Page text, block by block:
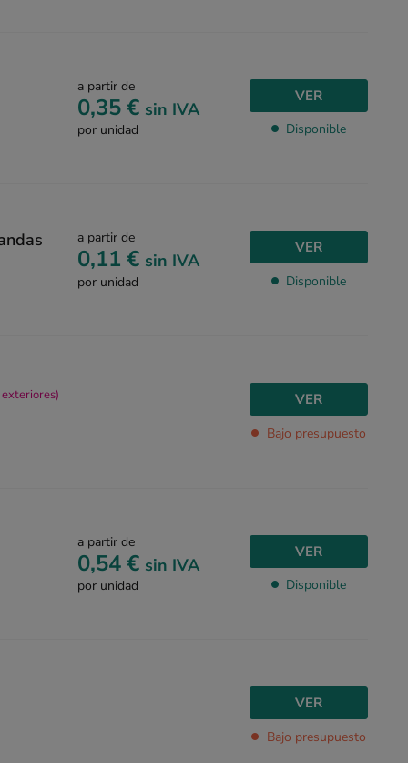
a partir de
0,35 € sin IVA
por unidad
VER
Disponible
a partir de
0,11 € sin IVA
por unidad
VER
Disponible
VER
Bajo presupuesto
a partir de
0,54 € sin IVA
por unidad
VER
Disponible
VER
Bajo presupuesto